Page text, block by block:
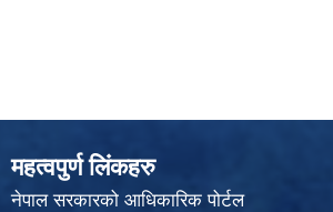
महत्वपुर्ण लिंकहरु
नेपाल सरकारको आधिकारिक पोर्टल